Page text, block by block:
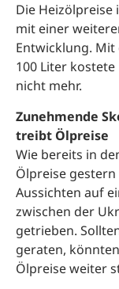
Die
mit einer
Entwicklung.
100 Liter kostete
nicht mehr.
Zunehmende
treibt Ölpreise
Wie bereits in
Ölpreise
Aussichten auf
zwischen der
getrieben.
geraten,
Ölpreise weiter